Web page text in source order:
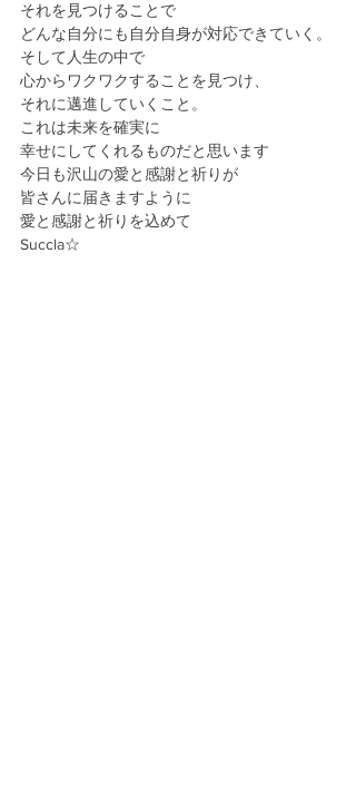
それを見つけることで
どんな自分にも自分自身が対応できていく。
そして人生の中で
心からワクワクすることを見つけ、
それに邁進していくこと。
これは未来を確実に
幸せにしてくれるものだと思います
今日も沢山の愛と感謝と祈りが
皆さんに届きますように
愛と感謝と祈りを込めて
Succla☆